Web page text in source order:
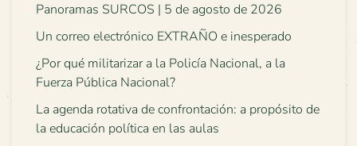
Panoramas SURCOS | 5 de agosto de 2026
Un correo electrónico EXTRAÑO e inesperado
¿Por qué militarizar a la Policía Nacional, a la
Fuerza Pública Nacional?
La agenda rotativa de confrontación: a propósito de
la educación política en las aulas